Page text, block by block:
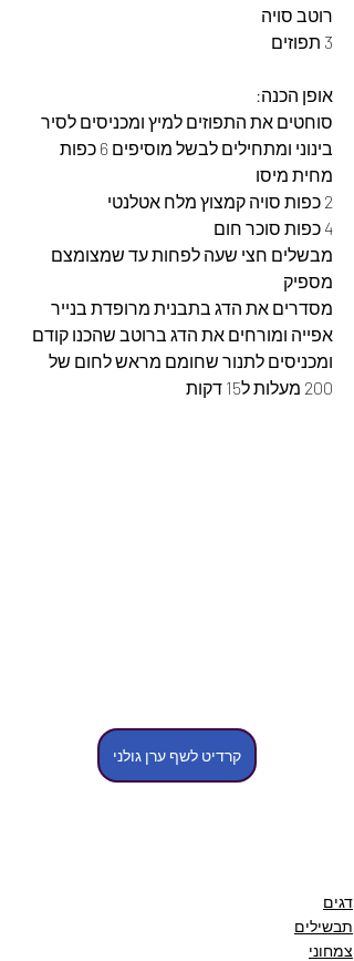
רוטב סויה
3 תפוזים
אופן הכנה:
סוחטים את התפוזים למיץ ומכניסים לסיר
בינוני ומתחילים לבשל מוסיפים 6 כפות
מחית מיסו
2 כפות סויה קמצוץ מלח אטלנטי
4 כפות סוכר חום
מבשלים חצי שעה לפחות עד שמצומצם
מספיק
מסדרים את הדג בתבנית מרופדת בנייר
אפייה ומורחים את הדג ברוטב שהכנו קודם
ומכניסים לתנור שחומם מראש לחום של
200 מעלות ל15 דקות
קרדיט לשף ערן גולני
דגים
תבשילים
צמחוני